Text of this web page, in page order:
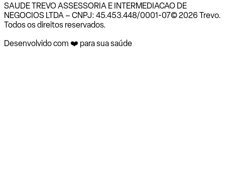
SAUDE TREVO ASSESSORIA E INTERMEDIACAO DE
NEGOCIOS LTDA – CNPJ: 45.453.448/0001-07© 2026 Trevo.
Todos os direitos reservados.
Desenvolvido com ❤️ para sua saúde